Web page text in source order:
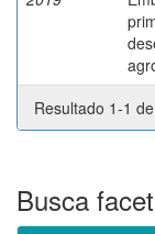
Resultado 1-1
Busca